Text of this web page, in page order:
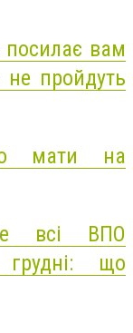
посилає вам
пройдуть
мати на
всі ВПО
що